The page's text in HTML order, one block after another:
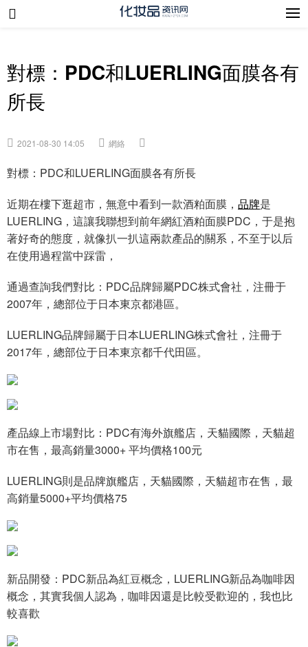
對標：PDC和LUERLING面膜各有
所長
2021-08-30 14:05 網絡
對標：PDC和LUERLING面膜各有所長
近期在樓下逛超市，無意中看到一款酒粕面膜， 品牌是
LUERLING，這讓我聯想到前年網紅酒粕面膜PDC，于是抱
著好奇的態度，就像扒一扒這兩款產品的關系，不至于以后
在使用過程當中踩雷，
通過查詢我們對比：PDC品牌歸屬PDC株式會社，注冊于
2007年，總部位于日本東京都港區。
LUERLING品牌歸屬于日本LUERLING株式會社，注冊于
2017年，總部位于日本東京都千代田區。
產品線上市場對比：PDC有海外旗艦店，天貓國際，天貓超
市在售，最高銷量3000+ 平均價格100元
LUERLING則是品牌旗艦店，天貓國際，天貓超市在售，最
高銷量5000+平均價格75
新品開發：PDC新品為紅豆概念，LUERLING新品為咖啡因
概念，其實我個人認為，咖啡因還是比較受歡迎的，我也比
較喜歡